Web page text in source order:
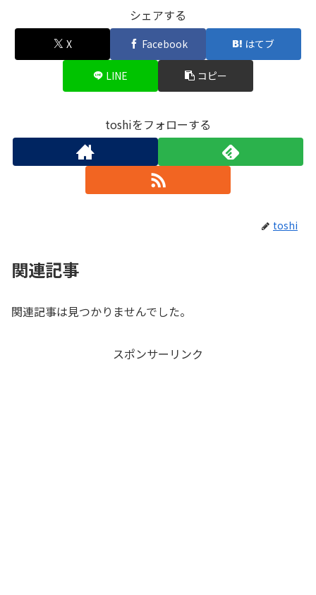
シェアする
X Facebook はてブ
LINE コピー
toshiをフォローする
toshi
関連記事
関連記事は見つかりませんでした。
スポンサーリンク